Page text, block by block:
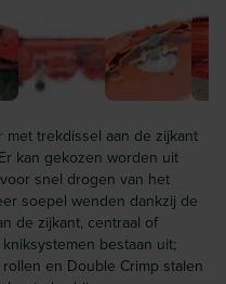
met trekdissel aan de zijkant
kan gekozen worden uit
snel drogen van het
soepel wenden dankzij de
de zijkant, centraal of
bestaan uit;
en Double Crimp stalen